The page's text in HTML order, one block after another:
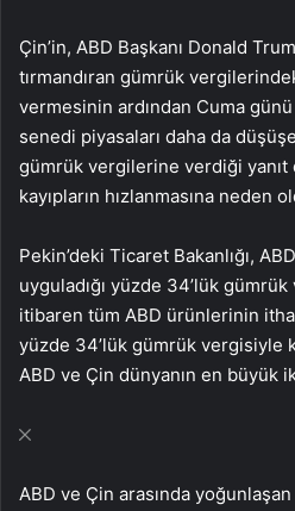
Çin’in, ABD Başkanı Donald
tırmandıran gümrük
vermesinin ardından Cuma
senedi piyasaları daha da
gümrük vergilerine verdiği yanıt
kayıpların hızlanmasına neden
Pekin’deki Ticaret Bakanlığı,
uyguladığı yüzde 34’lük
itibaren tüm ABD ürünlerinin
yüzde 34’lük gümrük vergisiyle
ABD ve Çin dünyanın en büyük
ABD ve Çin arasında